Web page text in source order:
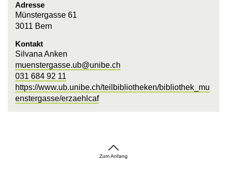
Adresse
Münstergasse 61
3011 Bern
Kontakt
Silvana Anken
muenstergasse.ub@unibe.ch
031 684 92 11
https://www.ub.unibe.ch/teilbibliotheken/bibliothek_mu
enstergasse/erzaehlcaf
Zum Anfang